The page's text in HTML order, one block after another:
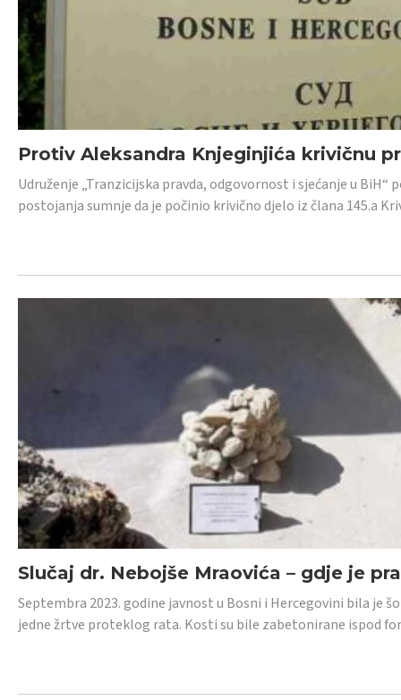
Protiv Aleksandra Knjeginjića krivičnu
Udruženje „Tranzicijska pravda, odgovornost i sjećanje u
postojanja sumnje da je počinio krivično djelo iz člana 145.a
Slučaj dr. Nebojše Mraovića – gdje je
Septembra 2023. godine javnost u Bosni i Hercegovini bila je
jedne žrtve proteklog rata. Kosti su bile zabetonirane ispod